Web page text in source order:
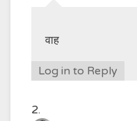
वाह
Log in to Reply